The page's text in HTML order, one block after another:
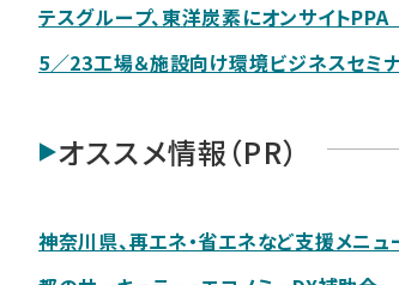
テスグループ、東洋炭素にオンサイト
5／23工場＆施設向け環境ビジネスセミ
オススメ情報（PR）
神奈川県、再エネ・省エネなど支援メ